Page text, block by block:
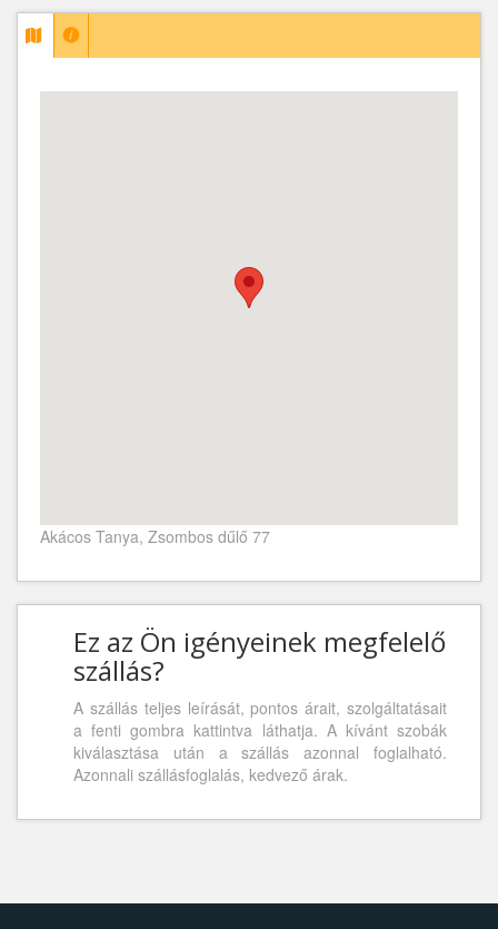
Akácos Tanya, Zsombos dűlő 77
Ez az Ön igényeinek megfelelő
szállás?
A szállás teljes leírását, pontos árait, szolgáltatásait
a fenti gombra kattintva láthatja. A kívánt szobák
kiválasztása után a szállás azonnal foglalható.
Azonnali szállásfoglalás, kedvező árak.